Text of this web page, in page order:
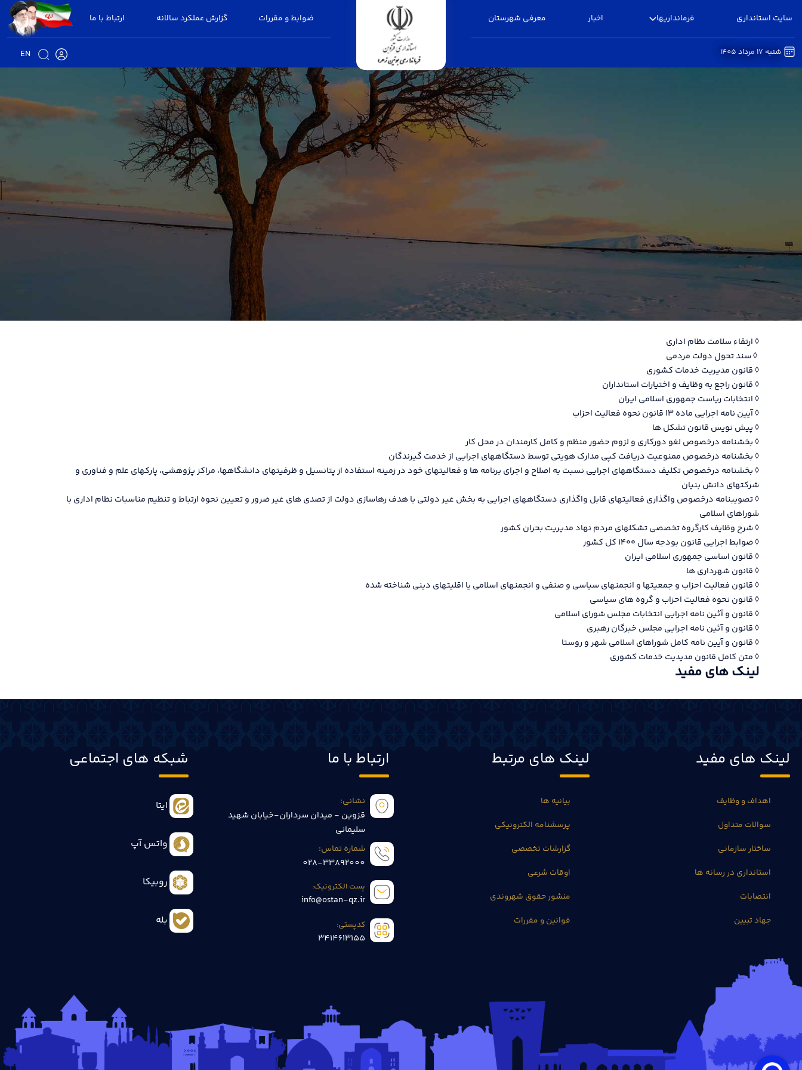
سایت استانداری فرمانداریها اخبار معرفی شهرستان ضوابط و مقررات گزارش عملکرد سالانه ارتباط با ما
EN شنبه 17 مرداد 1405
◊ ارتقاء سلامت نظام اداری
◊ سند تحول دولت مردمی
◊ قانون مدیریت خدمات کشوری
◊ قانون راجع به وظایف و اختیارات استانداران
◊ انتخابات ریاست جمهوری اسلامی ایران
◊ آیین نامه اجرایی ماده ۱۳ قانون نحوه فعالیت احزاب
◊ پیش نویس قانون تشکل ها
◊ بخشنامه درخصوص لغو دورکاری و لزوم حضور منظم و کامل کارمندان در محل کار
◊ بخشنامه درخصوص ممنوعیت دریافت کپی مدارک هویتی توسط دستگاههای اجرایی از خدمت گیرندگان
◊ بخشنامه درخصوص تکلیف دستگاههای اجرایی نسبت به اصلاح و اجرای برنامه ها و فعالیتهای خود در زمینه استفاده از پتانسیل و ظرفیتهای دانشگاهها، مراکز پژوهشی، پارکهای علم و فناوری و
شرکتهای دانش بنیان
◊ تصویبنامه درخصوص واگذاری فعالیتهای قابل واگذاری دستگاههای اجرایی به بخش غیر دولتی با هدف رهاسازی دولت از تصدی های غیر ضرور و تعیین نحوه ارتباط و تنظیم مناسبات نظام اداری با
شوراهای اسلامی
◊ شرح وظایف کارگروه تخصصی تشکلهای مردم نهاد مدیریت بحران کشور
◊ ضوابط اجرایی قانون بودجه سال ۱۴۰۰ کل کشور
◊ قانون اساسی جمهوری اسلامی ایران
◊ قانون شهرداری ها
◊ قانون فعالیت احزاب و جمعیتها و انجمنهای سیاسی و صنفی و انجمنهای اسلامی یا اقلیتهای دینی شناخته شده
◊ قانون نحوه فعالیت احزاب و گروه های سیاسی
◊ قانون و آئین نامه اجرایی انتخابات مجلس شورای اسلامی
◊ قانون و آئین نامه اجرایی مجلس خبرگان رهبری
◊ قانون و آیین نامه کامل شوراهای اسلامی شهر و روستا
◊ متن کامل قانون مدیدیت خدمات کشوری
لینک های مفید
لینک های مفید
اهداف و وظایف
سوالات متداول
ساختار سازمانی
استانداری در رسانه ها
انتصابات
جهاد تبیین
لینک های مرتبط
بیانیه ها
پرسشنامه الکترونیکی
گزارشات تخصصی
اوقات شرعی
منشور حقوق شهروندی
قوانین و مقررات
ارتباط با ما
نشانی:
قزوین - میدان سرداران-خیابان شهید
سلیمانی
شماره تماس:
028-33892000
پست الکترونیک:
info@ostan-qz.ir
کدپستی:
3414613155
شبکه های اجتماعی
ایتا
واتس آپ
روبیکا
بله